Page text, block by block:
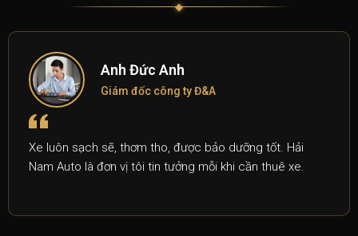
Anh Đức Anh
Giám đốc công ty Đ&A
Xe luôn sạch sẽ, thơm tho, được bảo dưỡng tốt. Hải
Nam Auto là đơn vị tôi tin tưởng mỗi khi cần thuê xe.